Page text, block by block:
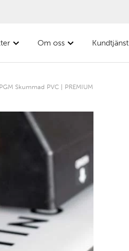
Om oss Kundtjänst
PGM Skummad PVC | PREMIUM